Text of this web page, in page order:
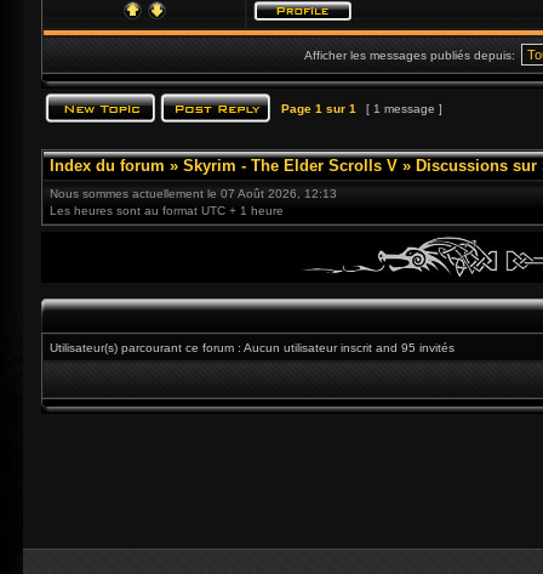
Afficher les messages publiés depuis:
Page 1 sur 1 [ 1 message ]
Index du forum » Skyrim - The Elder Scrolls V » Discussions sur
Nous sommes actuellement le 07 Août 2026, 12:13
Les heures sont au format UTC + 1 heure
Utilisateur(s) parcourant ce forum : Aucun utilisateur inscrit and 95 invités